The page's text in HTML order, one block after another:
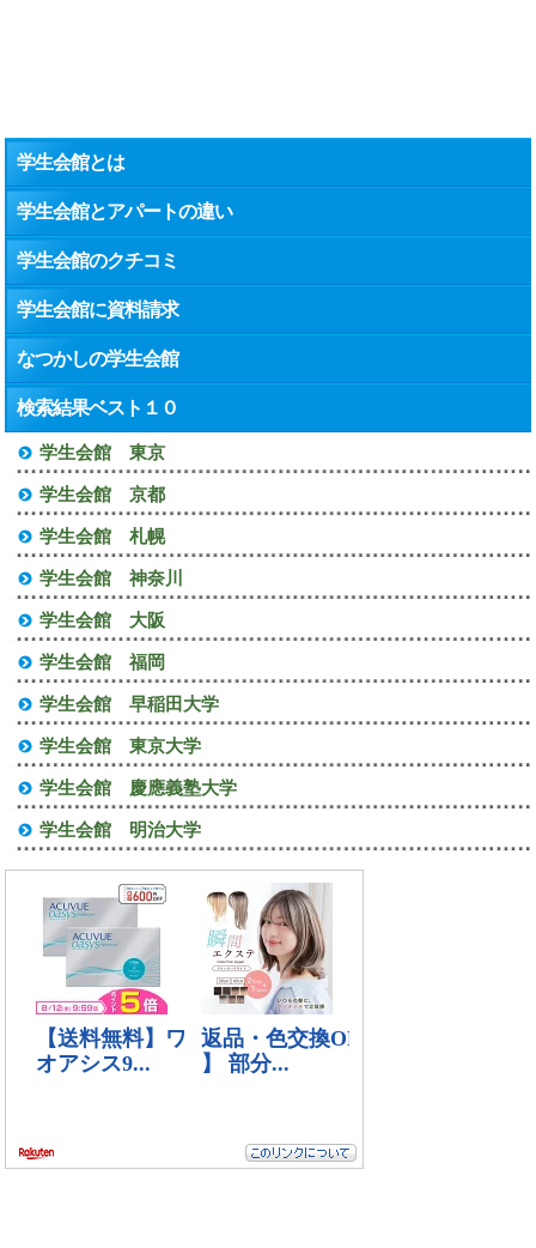
学生会館とは
学生会館とアパートの違い
学生会館のクチコミ
学生会館に資料請求
なつかしの学生会館
検索結果ベスト１０
学生会館 東京
学生会館 京都
学生会館 札幌
学生会館 神奈川
学生会館 大阪
学生会館 福岡
学生会館 早稲田大学
学生会館 東京大学
学生会館 慶應義塾大学
学生会館 明治大学